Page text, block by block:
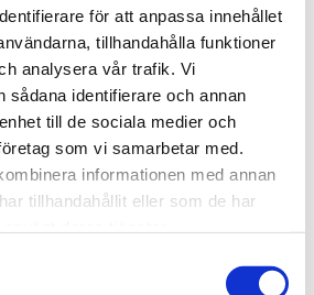
för att anpassa innehållet
tillhandahålla funktioner
analysera vår trafik. Vi
sådana identifierare och annan
till de sociala medier och
som vi samarbetar med.
informationen med annan
tillhandahållit eller som de har
3 st i lager
skickas från oss inom 0-1 vardagar
magi startar jakten på den eviga
MR04S
är en spektakulär och